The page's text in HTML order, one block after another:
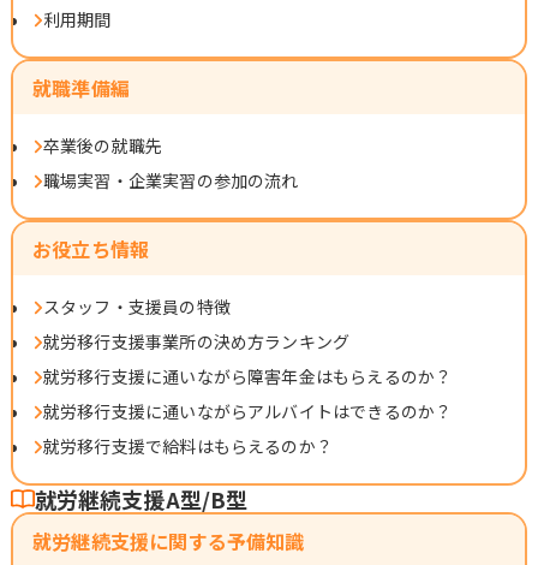
利用期間
就職準備編
卒業後の就職先
職場実習・企業実習の参加の流れ
お役立ち情報
スタッフ・支援員の特徴
就労移行支援事業所の決め方ランキング
就労移行支援に通いながら障害年金はもらえるのか？
就労移行支援に通いながらアルバイトはできるのか？
就労移行支援で給料はもらえるのか？
就労継続支援A型/B型
就労継続支援に関する予備知識